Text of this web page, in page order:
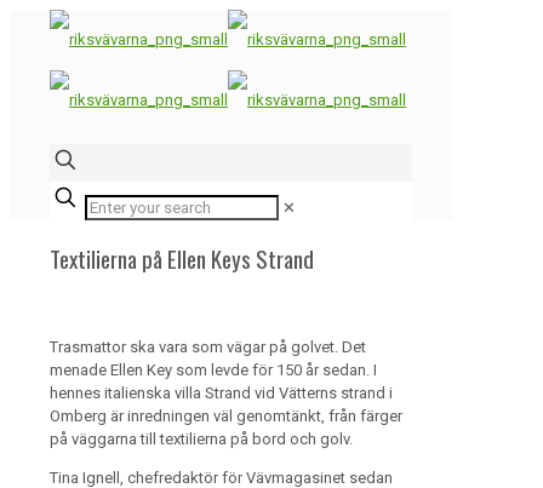
✕
Textilierna på Ellen Keys Strand
Trasmattor ska vara som vägar på golvet. Det
menade Ellen Key som levde för 150 år sedan. I
hennes italienska villa Strand vid Vätterns strand i
Omberg är inredningen väl genomtänkt, från färger
på väggarna till textilierna på bord och golv.
Tina Ignell, chefredaktör för Vävmagasinet sedan